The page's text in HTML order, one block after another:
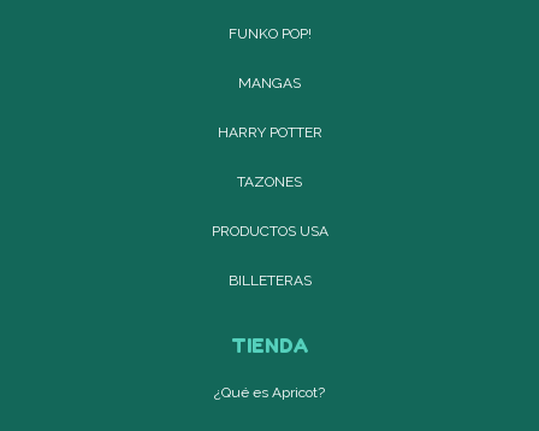
FUNKO POP!
MANGAS
HARRY POTTER
TAZONES
PRODUCTOS USA
BILLETERAS
TIENDA
¿Qué es Apricot?